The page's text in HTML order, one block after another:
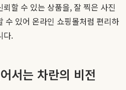
할 수 있는 상품을, 잘 찍은 사진
수 있어 온라인 쇼핑몰처럼 편리하
다.
서는 차란의 비전